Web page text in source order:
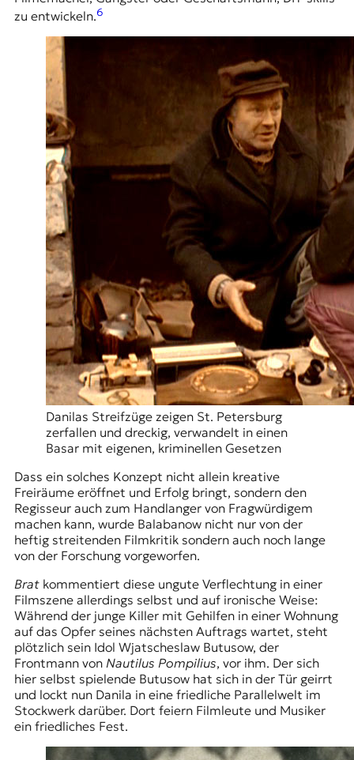
zu entwickeln.6
Danilas Streifzüge zeigen St. Petersburg
zerfallen und dreckig, verwandelt in einen
Basar mit eigenen, kriminellen Gesetzen
Dass ein solches Konzept nicht allein kreative
Freiräume eröffnet und Erfolg bringt, sondern den
Regisseur auch zum Handlanger von Fragwürdigem
machen kann, wurde Balabanow nicht nur von der
heftig streitenden Filmkritik sondern auch noch lange
von der Forschung vorgeworfen.
Bratkommentiert diese ungute Verflechtung in einer
Filmszene allerdings selbst und auf ironische Weise:
Während der junge Killer mit Gehilfen in einer Wohnung
auf das Opfer seines nächsten Auftrags wartet, steht
plötzlich sein Idol Wjatscheslaw Butusow, der
Frontmann von Nautilus Pompilius, vor ihm. Der sich
hier selbst spielende Butusow hat sich in der Tür geirrt
und lockt nun Danila in eine friedliche Parallelwelt im
Stockwerk darüber. Dort feiern Filmleute und Musiker
ein friedliches Fest.